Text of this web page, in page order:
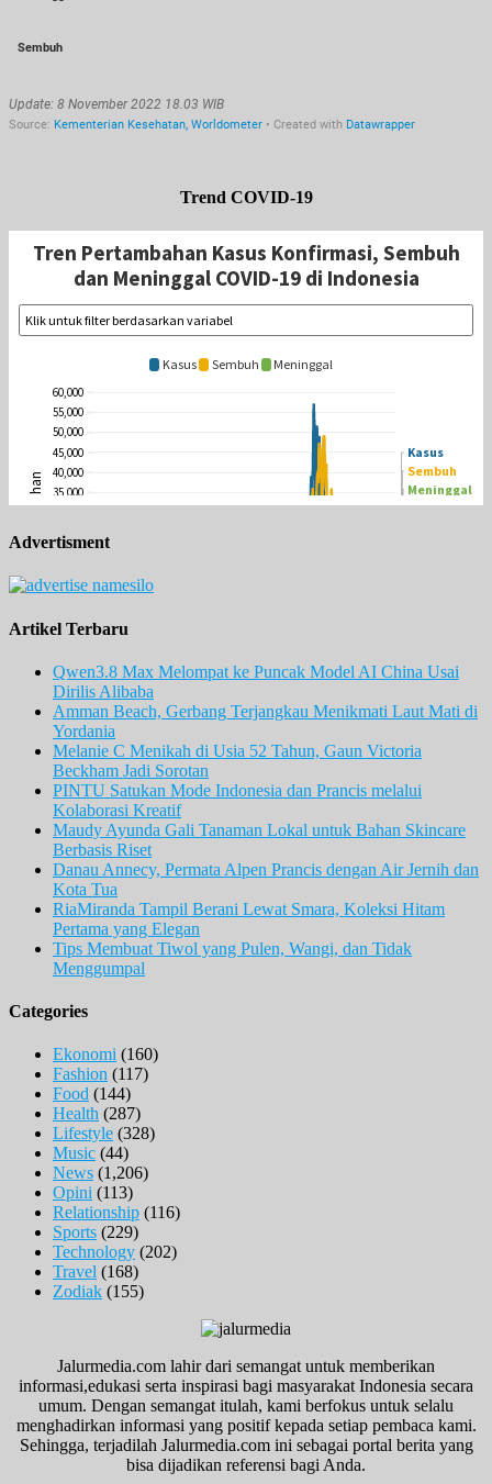
Trend COVID-19
Advertisment
Artikel Terbaru
Qwen3.8 Max Melompat ke Puncak Model AI China Usai
Dirilis Alibaba
Amman Beach, Gerbang Terjangkau Menikmati Laut Mati di
Yordania
Melanie C Menikah di Usia 52 Tahun, Gaun Victoria
Beckham Jadi Sorotan
PINTU Satukan Mode Indonesia dan Prancis melalui
Kolaborasi Kreatif
Maudy Ayunda Gali Tanaman Lokal untuk Bahan Skincare
Berbasis Riset
Danau Annecy, Permata Alpen Prancis dengan Air Jernih dan
Kota Tua
RiaMiranda Tampil Berani Lewat Smara, Koleksi Hitam
Pertama yang Elegan
Tips Membuat Tiwol yang Pulen, Wangi, dan Tidak
Menggumpal
Categories
Ekonomi (160)
Fashion (117)
Food (144)
Health (287)
Lifestyle (328)
Music (44)
News (1,206)
Opini (113)
Relationship (116)
Sports (229)
Technology (202)
Travel (168)
Zodiak (155)
Jalurmedia.com lahir dari semangat untuk memberikan
informasi,edukasi serta inspirasi bagi masyarakat Indonesia secara
umum. Dengan semangat itulah, kami berfokus untuk selalu
menghadirkan informasi yang positif kepada setiap pembaca kami.
Sehingga, terjadilah Jalurmedia.com ini sebagai portal berita yang
bisa dijadikan referensi bagi Anda.